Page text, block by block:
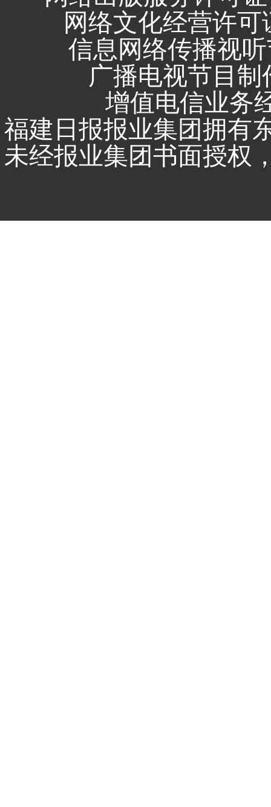
网络文化经营许可
信息网络传播视
广播电视节目
增值电信业务
福建日报报业集团拥有
未经报业集团书面授权